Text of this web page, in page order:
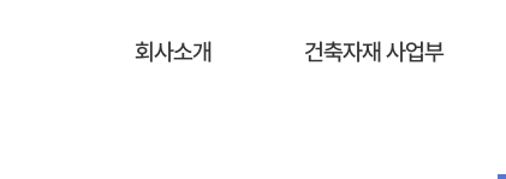
회사소개 건축자재 사업부